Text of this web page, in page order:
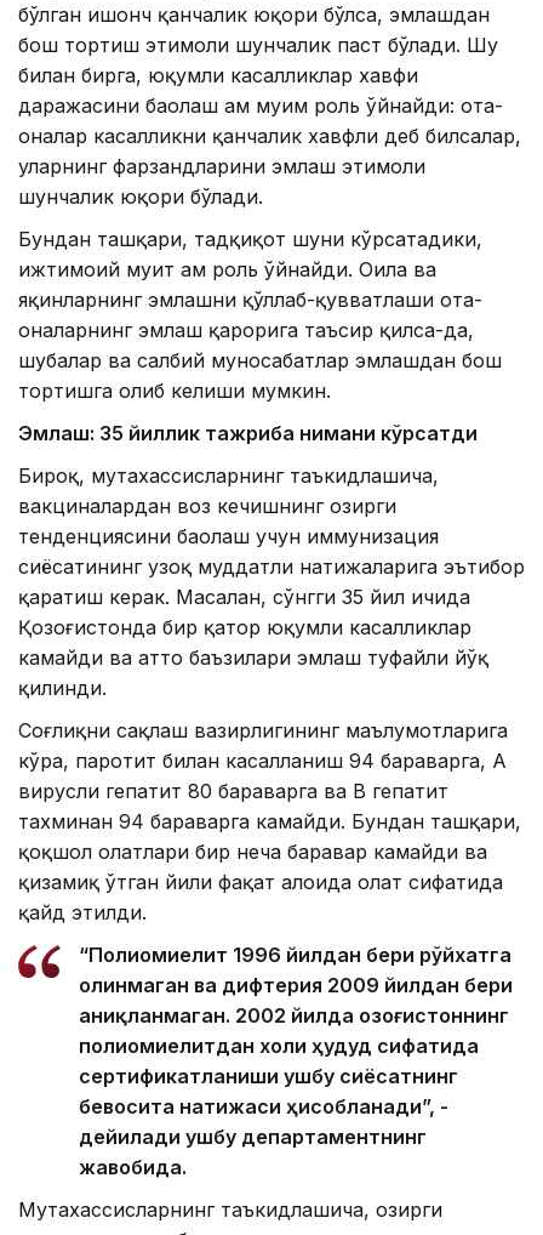
бўлган ишонч қанчалик юқори бўлса, эмлашдан
бош тортиш эҳтимоли шунчалик паст бўлади. Шу
билан бирга, юқумли касалликлар хавфи
даражасини баҳолаш ҳам муҳим роль ўйнайди: ота-
оналар касалликни қанчалик хавфли деб билсалар,
уларнинг фарзандларини эмлаш эҳтимоли
шунчалик юқори бўлади.
Бундан ташқари, тадқиқот шуни кўрсатадики,
ижтимоий муҳит ҳам роль ўйнайди. Оила ва
яқинларнинг эмлашни қўллаб-қувватлаши ота-
оналарнинг эмлаш қарорига таъсир қилса-да,
шубҳалар ва салбий муносабатлар эмлашдан бош
тортишга олиб келиши мумкин.
Эмлаш: 35 йиллик тажриба нимани кўрсатди
Бироқ, мутахассисларнинг таъкидлашича,
вакциналардан воз кечишнинг ҳозирги
тенденциясини баҳолаш учун иммунизация
сиёсатининг узоқ муддатли натижаларига эътибор
қаратиш керак. Масалан, сўнгги 35 йил ичида
Қозоғистонда бир қатор юқумли касалликлар
камайди ва ҳатто баъзилари эмлаш туфайли йўқ
қилинди.
Соғлиқни сақлаш вазирлигининг маълумотларига
кўра, паротит билан касалланиш 94 бараварга, А
вирусли гепатит 80 бараварга ва B гепатит
тахминан 94 бараварга камайди. Бундан ташқари,
қоқшол ҳолатлари бир неча баравар камайди ва
қизамиқ ўтган йили фақат алоҳида ҳолат сифатида
қайд этилди.
“Полиомиелит 1996 йилдан бери рўйхатга
олинмаган ва дифтерия 2009 йилдан бери
аниқланмаган. 2002 йилда Қозоғистоннинг
полиомиелитдан холи ҳудуд сифатида
сертификатланиши ушбу сиёсатнинг
бевосита натижаси ҳисобланади”, -
дейилади ушбу департаментнинг
жавобида.
Мутахассисларнинг таъкидлашича, ҳозирги